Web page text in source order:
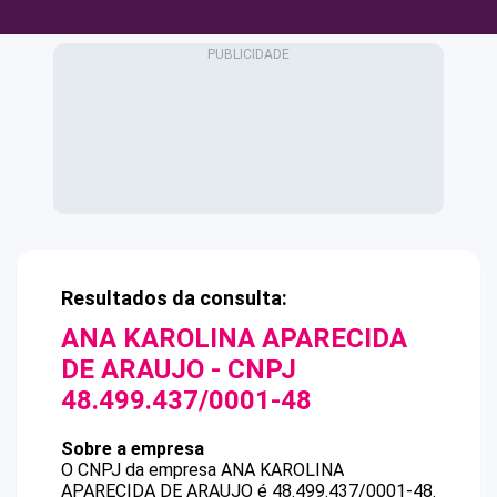
Resultados da consulta:
ANA KAROLINA APARECIDA
DE ARAUJO - CNPJ
48.499.437/0001-48
Sobre a empresa
O CNPJ da empresa ANA KAROLINA
APARECIDA DE ARAUJO é 48.499.437/0001-48.